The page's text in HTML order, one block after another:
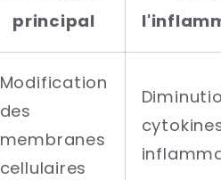
principal
Modification
des
membranes
cellulaires